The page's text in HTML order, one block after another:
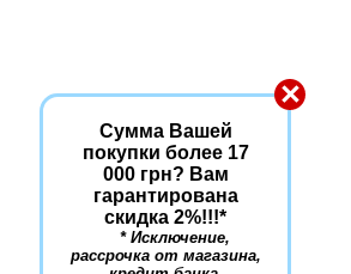
×
Сумма Вашей
покупки более 17
000 грн? Вам
гарантирована
скидка 2%!!!*
* Исключение,
рассрочка от магазина,